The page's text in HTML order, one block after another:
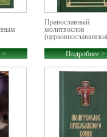
>
Православный
молитвослов
Подробнее >